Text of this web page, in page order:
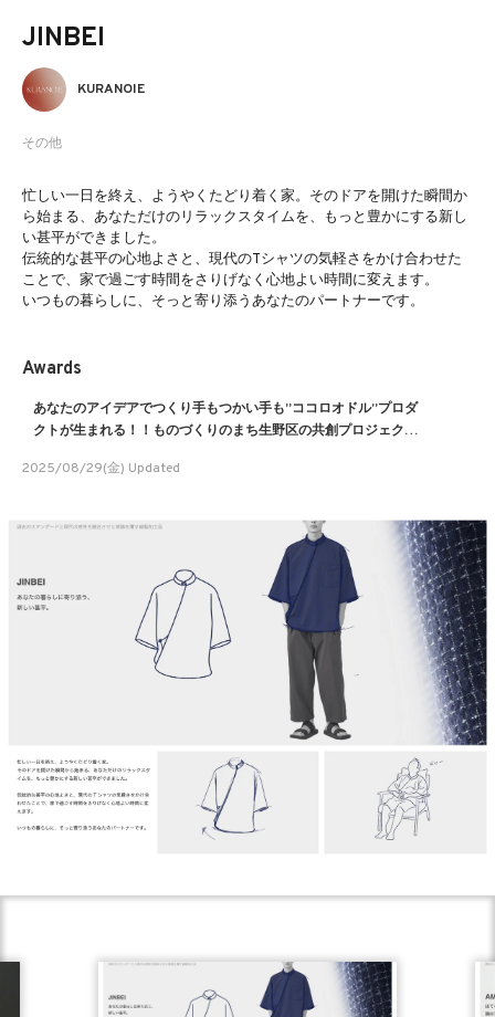
JINBEI
その他
KURANOIE
忙しい一日を終え、ようやくたどり着く家。そのドアを開けた瞬間か
ら始まる、あなただけのリラックスタイムを、もっと豊かにする新し
い甚平ができました。
伝統的な甚平の心地よさと、現代のTシャツの気軽さをかけ合わせた
ことで、家で過ごす時間をさりげなく心地よい時間に変えます。
いつもの暮らしに、そっと寄り添うあなたのパートナーです。
Awards
あなたのアイデアでつくり手もつかい手も”ココロオドル”プロダ
クトが生まれる！！ものづくりのまち生野区の共創プロジェクト
2025/08/29(金) Updated